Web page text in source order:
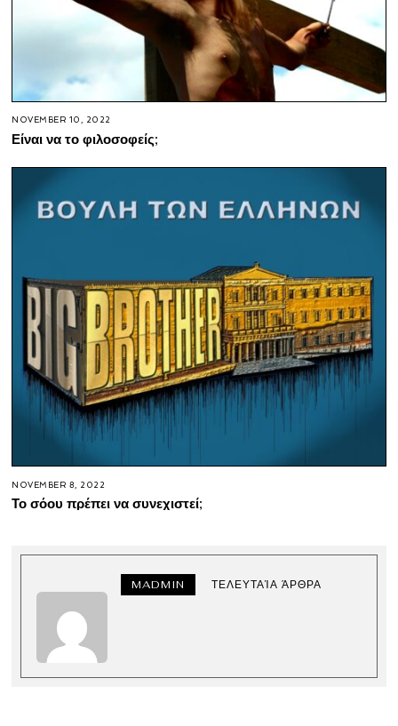
NOVEMBER 10, 2022
Είναι να το φιλοσοφείς;
NOVEMBER 8, 2022
Το σόου πρέπει να συνεχιστεί;
MADMIN ΤΕΛΕΥΤΑΊΑ ΆΡΘΡΑ